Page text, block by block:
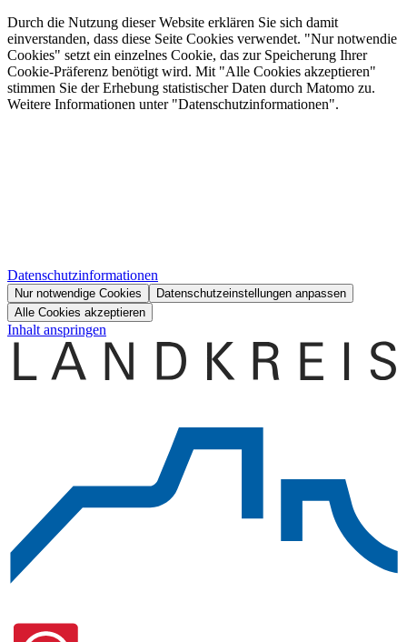
Durch die Nutzung dieser Website erklären Sie sich damit
einverstanden, dass diese Seite Cookies verwendet. "Nur notwendie
Cookies" setzt ein einzelnes Cookie, das zur Speicherung Ihrer
Cookie-Präferenz benötigt wird. Mit "Alle Cookies akzeptieren"
stimmen Sie der Erhebung statistischer Daten durch Matomo zu.
Weitere Informationen unter "Datenschutzinformationen".
Datenschutzinformationen
Nur notwendige Cookies
Datenschutzeinstellungen anpassen
Alle Cookies akzeptieren
Inhalt anspringen